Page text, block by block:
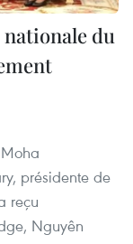
du
présidente de
reçu
Nguyên